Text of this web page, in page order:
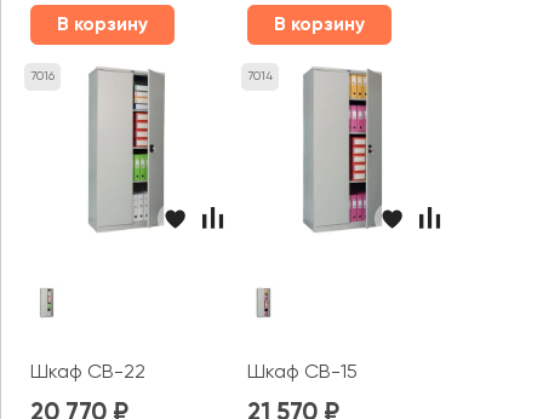
В корзину В корзину
7016
Шкаф CB-22
20 770
7014
Шкаф CB-15
21 570